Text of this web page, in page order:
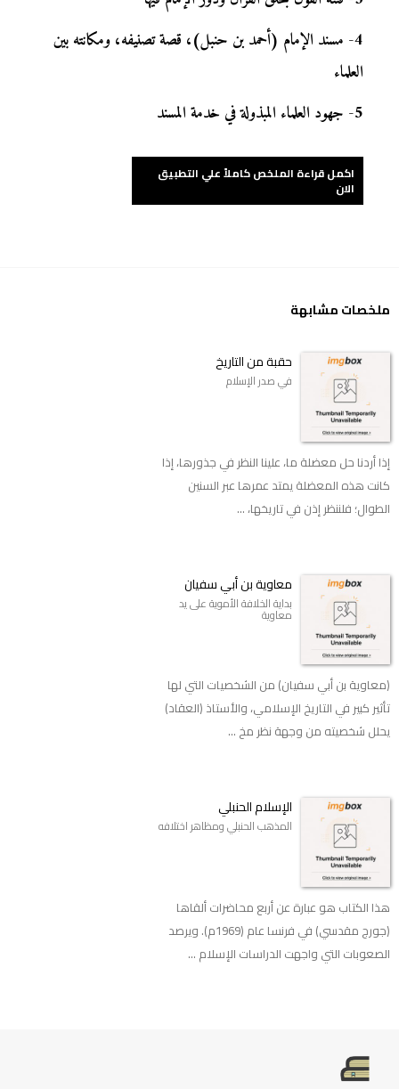
4
- مسند الإمام (أحمد بن حنبل)، قصة تصنيفه، ومكانته بين
العلماء
5
- جهود العلماء المبذولة في خدمة المسند
اكمل قراءة الملخص كاملاً علي التطبيق
الان
ملخصات مشابهة
حقبة من التاريخ
في صدر الإسلام
إذا أردنا حل معضلة ما، علينا النظر في جذورها، إذا
كانت هذه المعضلة يمتد عمرها عبر السنين
الطوال؛ فلننظر إذن في تاريخها، ...
معاوية بن أبي سفيان
بداية الخلافة الأموية على يد
معاوية
(معاوية بن أبي سفيان) من الشخصيات التي لها
تأثير كبير في التاريخ الإسلامي، والأستاذ (العقاد)
يحلل شخصيته من وجهة نظر مخ ...
الإسلام الحنبلي
المذهب الحنبلي ومظاهر اختلافه
هذا الكتاب هو عبارة عن أربع محاضرات ألقاها
(جورج مقدسي) في فرنسا عام (1969م). ويرصد
الصعوبات التي واجهت الدراسات الإسلام ...